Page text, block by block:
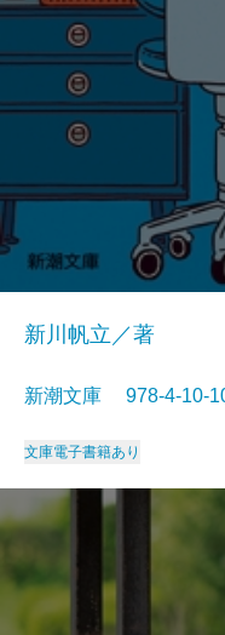
新川帆立／著
新潮文庫 978-4-10-
文庫電子書籍あり